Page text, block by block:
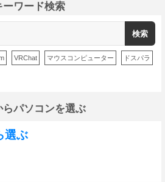
ーワード検索
VRChat マウスコンピューター ドスパラ
らパソコンを選ぶ
選ぶ